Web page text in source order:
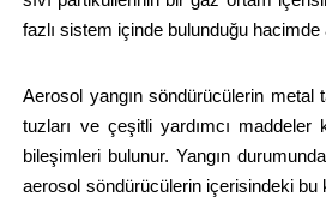
fazlı sistem içinde bulunduğu
Aerosol yangın söndürücülerin metal
tuzları ve çeşitli yardımcı maddeler
bileşimleri bulunur. Yangın
aerosol söndürücülerin içerisindeki